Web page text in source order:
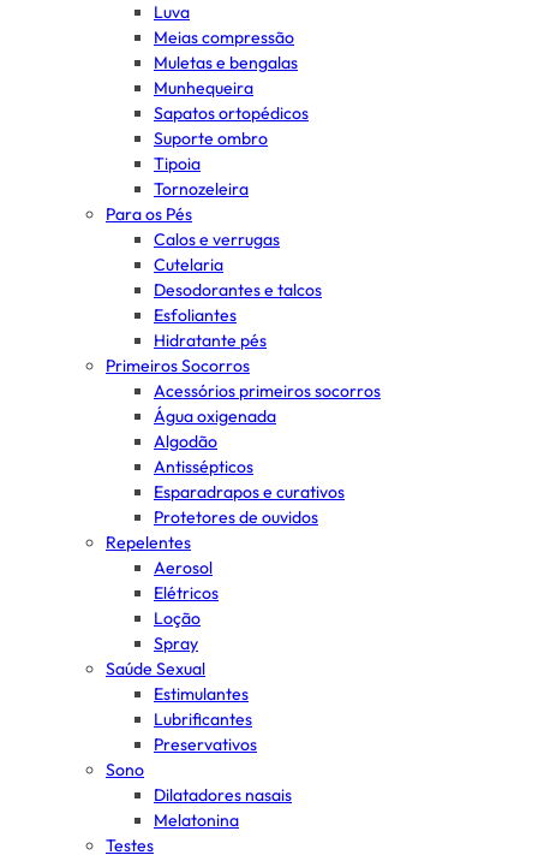
Luva
Meias compressão
Muletas e bengalas
Munhequeira
Sapatos ortopédicos
Suporte ombro
Tipoia
Tornozeleira
Para os Pés
Calos e verrugas
Cutelaria
Desodorantes e talcos
Esfoliantes
Hidratante pés
Primeiros Socorros
Acessórios primeiros socorros
Água oxigenada
Algodão
Antissépticos
Esparadrapos e curativos
Protetores de ouvidos
Repelentes
Aerosol
Elétricos
Loção
Spray
Saúde Sexual
Estimulantes
Lubrificantes
Preservativos
Sono
Dilatadores nasais
Melatonina
Testes